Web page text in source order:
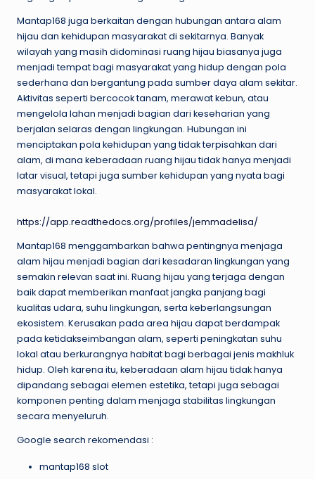
Mantap168 juga berkaitan dengan hubungan antara alam
hijau dan kehidupan masyarakat di sekitarnya. Banyak
wilayah yang masih didominasi ruang hijau biasanya juga
menjadi tempat bagi masyarakat yang hidup dengan pola
sederhana dan bergantung pada sumber daya alam sekitar.
Aktivitas seperti bercocok tanam, merawat kebun, atau
mengelola lahan menjadi bagian dari keseharian yang
berjalan selaras dengan lingkungan. Hubungan ini
menciptakan pola kehidupan yang tidak terpisahkan dari
alam, di mana keberadaan ruang hijau tidak hanya menjadi
latar visual, tetapi juga sumber kehidupan yang nyata bagi
masyarakat lokal.
https://app.readthedocs.org/profiles/jemmadelisa/
Mantap168 menggambarkan bahwa pentingnya menjaga
alam hijau menjadi bagian dari kesadaran lingkungan yang
semakin relevan saat ini. Ruang hijau yang terjaga dengan
baik dapat memberikan manfaat jangka panjang bagi
kualitas udara, suhu lingkungan, serta keberlangsungan
ekosistem. Kerusakan pada area hijau dapat berdampak
pada ketidakseimbangan alam, seperti peningkatan suhu
lokal atau berkurangnya habitat bagi berbagai jenis makhluk
hidup. Oleh karena itu, keberadaan alam hijau tidak hanya
dipandang sebagai elemen estetika, tetapi juga sebagai
komponen penting dalam menjaga stabilitas lingkungan
secara menyeluruh.
Google search rekomendasi :
mantap168 slot